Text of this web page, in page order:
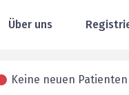
Über uns
Keine neuen Patienten